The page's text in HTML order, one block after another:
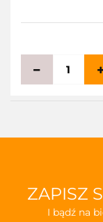
ZAPISZ
I bądź na